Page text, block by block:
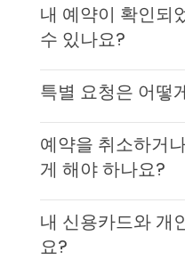
내 예약이 확인되
수 있나요?
특별 요청은 어떻
예약을 취소하거
게 해야 하나요?
내 신용카드와 개
요?